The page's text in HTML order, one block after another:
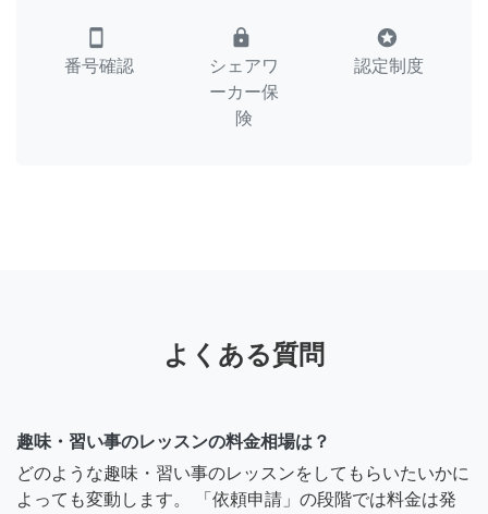
smartphone
番号確認
lock
シェアワ
ーカー保
険
stars
認定制度
よくある質問
趣味・習い事のレッスンの料金相場は？
どのような趣味・習い事のレッスンをしてもらいたいかに
よっても変動します。 「依頼申請」の段階では料金は発